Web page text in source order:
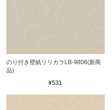
のり付き壁紙リリカラLB-9806(新商
品)
¥531